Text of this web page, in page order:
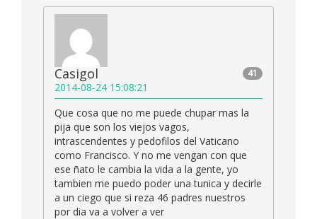
41
Casigol
2014-08-24 15:08:21
Que cosa que no me puede chupar mas la
pija que son los viejos vagos,
intrascendentes y pedofilos del Vaticano
como Francisco. Y no me vengan con que
ese ñato le cambia la vida a la gente, yo
tambien me puedo poder una tunica y decirle
a un ciego que si reza 46 padres nuestros
por dia va a volver a ver